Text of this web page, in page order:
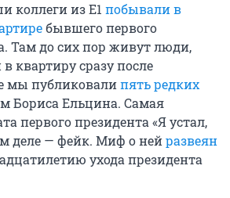
коллеги из E1 побывали в
бывшего первого
Там до сих пор живут люди,
квартиру сразу после
мы публиковалипять редких
Бориса Ельцина. Самая
первого президента «Я устал,
деле — фейк. Миф о нейразвеян
ухода президента